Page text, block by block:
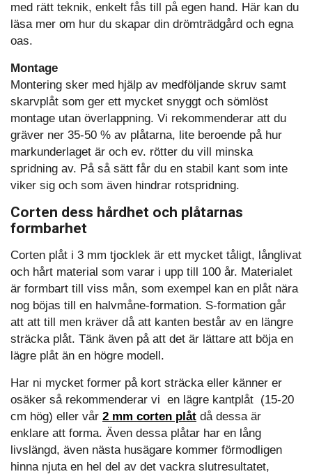
med rätt teknik, enkelt fås till på egen hand. Här kan du
läsa mer om hur du skapar din drömträdgård och egna
oas.
Montage
Montering sker med hjälp av medföljande skruv samt
skarvplåt som ger ett mycket snyggt och sömlöst
montage utan överlappning. Vi rekommenderar att du
gräver ner 35-50 % av plåtarna, lite beroende på hur
markunderlaget är och ev. rötter du vill minska
spridning av. På så sätt får du en stabil kant som inte
viker sig och som även hindrar rotspridning.
Corten dess hårdhet och plåtarnas
formbarhet
Corten plåt i 3 mm tjocklek är ett mycket tåligt, långlivat
och hårt material som varar i upp till 100 år. Materialet
är formbart till viss mån, som exempel kan en plåt nära
nog böjas till en halvmåne-formation. S-formation går
att att till men kräver då att kanten består av en längre
sträcka plåt. Tänk även på att det är lättare att böja en
lägre plåt än en högre modell.
Har ni mycket former på kort sträcka eller känner er
osäker så rekommenderar vi en lägre kantplåt (15-20
cm hög) eller vår 2 mm corten plåt då dessa är
enklare att forma. Även dessa plåtar har en lång
livslängd, även nästa husägare kommer förmodligen
hinna njuta en hel del av det vackra slutresultatet,